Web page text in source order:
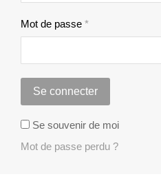
Mot de passe *
Se connecter
Se souvenir de moi
Mot de passe perdu ?